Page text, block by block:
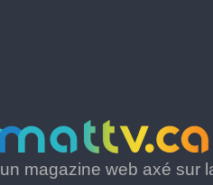
un magazine web axé sur